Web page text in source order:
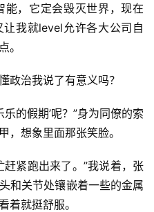
，它定会毁灭世界，现在
我就level允许各大公司自
。
政治我说了有意义吗？
的假期’呢？”身为同僚的索
，想象里面那张笑脸。
紧跑出来了。”我说着，张
和关节处镶嵌着一些的金属
着就挺舒服。